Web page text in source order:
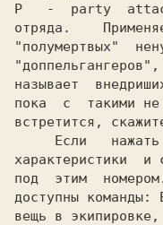
P   -  party
отряда.
"полумертвых"
называет
пока  с  такими
встретится,
характеристики  и
под  этим
доступны
вещь в